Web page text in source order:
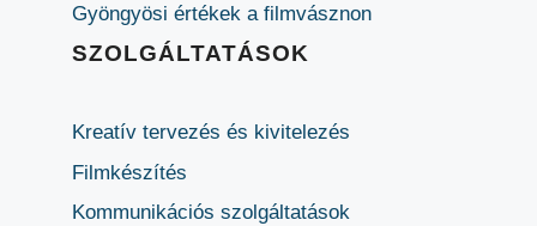
Gyöngyösi értékek a filmvásznon
SZOLGÁLTATÁSOK
Kreatív tervezés és kivitelezés
Filmkészítés
Kommunikációs szolgáltatások